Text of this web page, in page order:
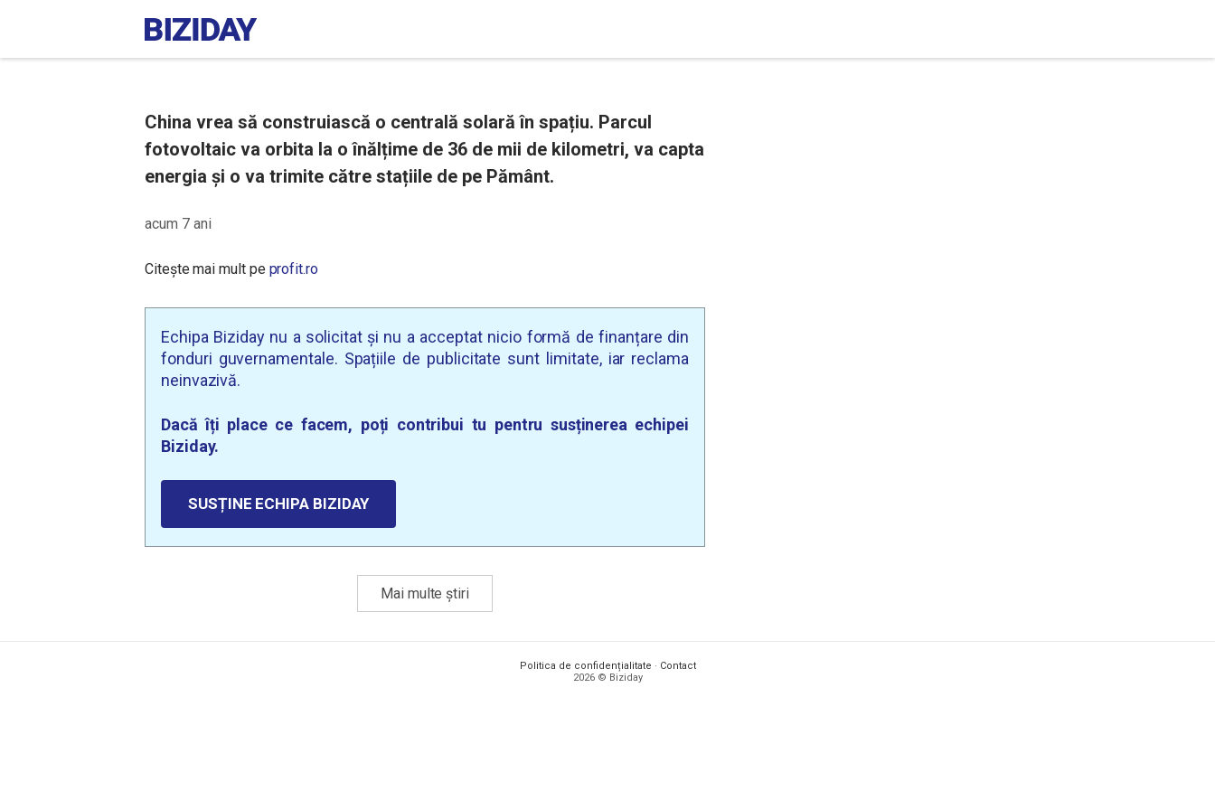
China vrea să construiască o centrală solară în spațiu. Parcul
fotovoltaic va orbita la o înălțime de 36 de mii de kilometri, va capta
energia și o va trimite către stațiile de pe Pământ.
acum 7 ani
Citește mai mult pe profit.ro
Echipa Biziday nu a solicitat și nu a acceptat nicio formă de finanțare din
fonduri guvernamentale. Spațiile de publicitate sunt limitate, iar reclama
neinvazivă.
Dacă îți place ce facem, poți contribui tu pentru susținerea echipei
Biziday.
SUSȚINE ECHIPA BIZIDAY
Mai multe știri
Politica de confidențialitate · Contact
2026 © Biziday